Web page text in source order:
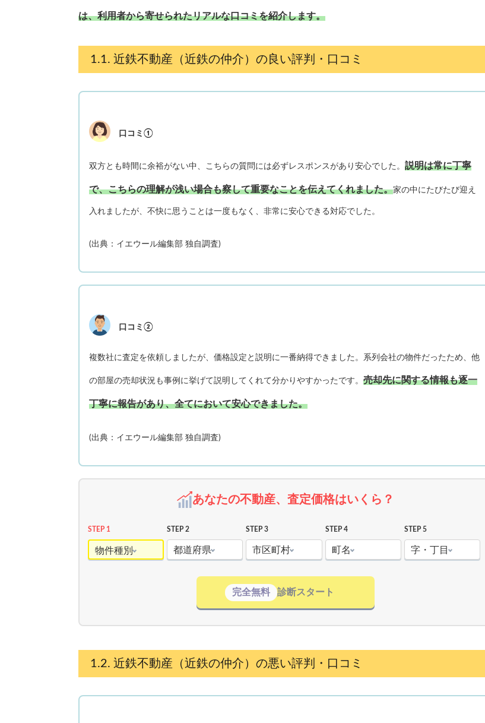
は、利用者から寄せられたリアルな口コミを紹介します。
近鉄不動産（近鉄の仲介）の良い評判・口コミ
口コミ①
双方とも時間に余裕がない中、こちらの質問には必ずレスポンスがあり安心でした。 説明は常に丁寧
で、こちらの理解が浅い場合も察して重要なことを伝えてくれました。家の中にたびたび迎え
入れましたが、不快に思うことは一度もなく、非常に安心できる対応でした。
(出典：イエウール編集部 独自調査)
口コミ②
複数社に査定を依頼しましたが、価格設定と説明に一番納得できました。系列会社の物件だったため、他
の部屋の売却状況も事例に挙げて説明してくれて分かりやすかったです。 売却先に関する情報も逐一
丁寧に報告があり、全てにおいて安心できました。
(出典：イエウール編集部 独自調査)
あなたの不動産、査定価格はいくら？
STEP 1
物件種別
STEP 2
都道府県
STEP 3
市区町村
STEP 4
町名
STEP 5
字・丁目
完全無料 診断スタート
近鉄不動産（近鉄の仲介）の悪い評判・口コミ